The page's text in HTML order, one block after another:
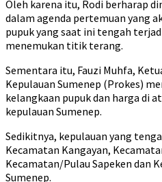
Oleh karena itu, Rodi berharap
dalam agenda pertemuan yang
pupuk yang saat ini tengah
menemukan titik terang.
Sementara itu, Fauzi Muhfa,
Kepulauan Sumenep (Prokes)
kelangkaan pupuk dan harga di
kepulauan Sumenep.
Sedikitnya, kepulauan yang
Kecamatan Kangayan,
Kecamatan/Pulau Sapeken dan
Sumenep.